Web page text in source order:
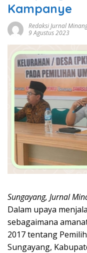
Kampanye
Redaksi Jurnal
9 Agustus 2023
Sungayang, Jurnal
Dalam upaya
sebagaimana
2017 tentang
Sungayang,